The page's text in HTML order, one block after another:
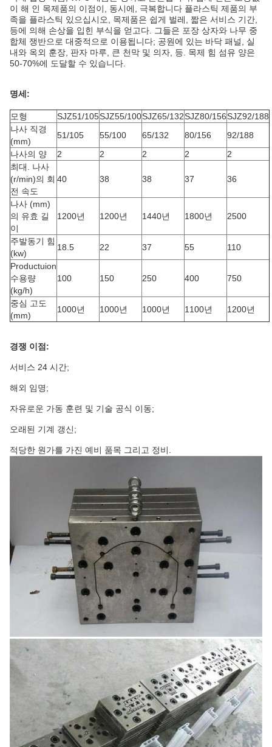
이 해 인 목제품의 이점이, 동시에, 극복합니다 플라스틱 제품의 부
족을 플라스틱 있으십시오, 목제품은 쉽게 벌레, 짧은 서비스 기간,
등에 의해 손상을 입힌 부식을 얻고다. 그들은 포장 상자와 나무 중
합체 쟁반으로 대중적으로 이용됩니다; 공원에 있는 바닥 패널, 실
내와 옥외 훈장, 판자 마루, 큰 천막 및 의자, 등. 목제 힘 섬유 양은
50-70%에 도달할 수 있습니다.
명세:
모형 SJZ51/105SJZ55/100SJZ65/132SJZ80/156SJZ92/188
나사 직경
(mm)
51/105 55/100 65/132 80/156
92/188
나사의 양
2 2 2 2
2
최대. 나사
(r/min)의 회
전 속도
40 38 38 37 36
나사 (mm)
의 유효 길
이
1200년 1200년 1440년 1800년 2500
주발동기 힘
(kw)
18.5 22 37 55
110
Productuion
수용량
(kg/h)
100 150 250 400 750
중심 고도
(mm)
1000년 1000년 1000년 1100년 1200년
경쟁 이점:
서비스 24 시간;
해외 임명;
자유로운 가동 훈련 및 기술 공식 이동;
오래된 기계 갱신;
적당한 원가를 가진 예비 품목 그리고 정비.